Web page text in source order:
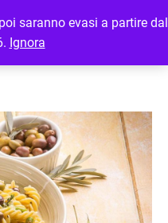
saranno evasi a partire dal
Ignora
LOGIN